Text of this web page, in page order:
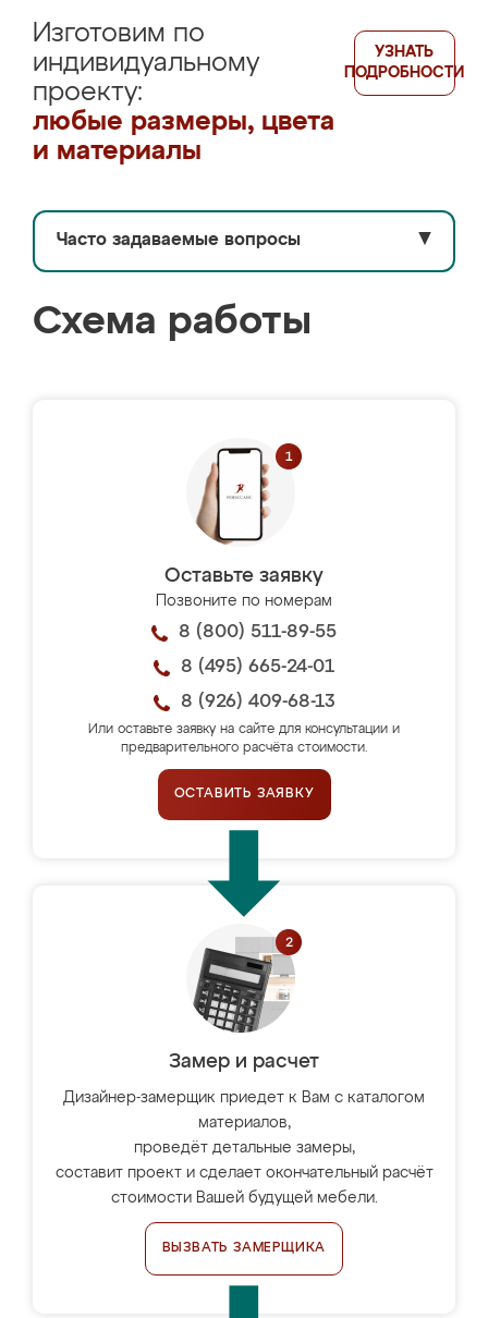
Изготовим по
индивидуальному
проекту:
любые размеры, цвета
и материалы
УЗНАТЬ
ПОДРОБНОСТИ
Часто задаваемые вопросы ▼
Схема работы
Оставьте заявку
Позвоните по номерам
8 (800) 511-89-55
8 (495) 665-24-01
8 (926) 409-68-13
Или оставьте заявку на сайте для консультации и
предварительного расчёта стоимости.
ОСТАВИТЬ ЗАЯВКУ
Замер и расчет
Дизайнер-замерщик приедет к Вам с каталогом
материалов,
проведёт детальные замеры,
составит проект и сделает окончательный расчёт
стоимости Вашей будущей мебели.
ВЫЗВАТЬ ЗАМЕРЩИКА